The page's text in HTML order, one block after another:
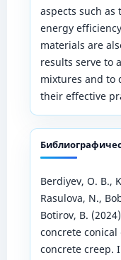
aspects such
energy
materials are
results serve to
mixtures and to
their effective
Berdiyev, O. B.,
Rasulova, N.,
Botirov, B.
concrete
concrete creep.